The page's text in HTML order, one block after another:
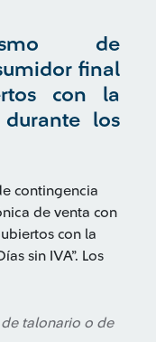
de
final
con la
los
contingencia
de venta con
con la
sin IVA”. Los
talonario o de